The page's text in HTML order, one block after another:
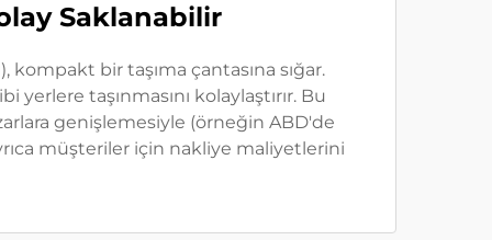
Saklanabilir
kompakt bir taşıma çantasına sığar.
yerlere taşınmasını kolaylaştırır. Bu
genişlemesiyle (örneğin ABD'de
müşteriler için nakliye maliyetlerini